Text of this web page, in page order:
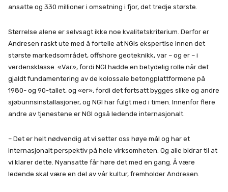
ansatte og 330 millioner i omsetning i fjor, det tredje største.
Størrelse alene er selvsagt ikke noe kvalitetskriterium. Derfor er
Andresen raskt ute med å fortelle at NGIs ekspertise innen det
største markedsområdet, offshore geoteknikk, var – og er – i
verdensklasse. «Var», fordi NGI hadde en betydelig rolle når det
gjaldt fundamentering av de kolossale betongplattformene på
1980- og 90-tallet, og «er», fordi det fortsatt bygges slike og andre
sjøbunnsinstallasjoner, og NGI har fulgt med i timen. Innenfor flere
andre av tjenestene er NGI også ledende internasjonalt.
– Det er helt nødvendig at vi setter oss høye mål og har et
internasjonalt perspektiv på hele virksomheten. Og alle bidrar til at
vi klarer dette. Nyansatte får høre det med en gang. Å være
ledende skal være en del av vår kultur, fremholder Andresen.